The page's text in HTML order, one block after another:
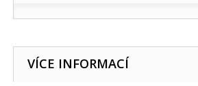
VÍCE INFORMACÍ